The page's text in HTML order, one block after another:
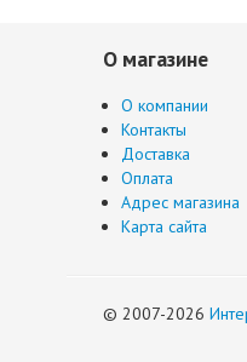
О магазине
О компании
Контакты
Доставка
Оплата
Адрес магазина
Карта сайта
© 2007-2026